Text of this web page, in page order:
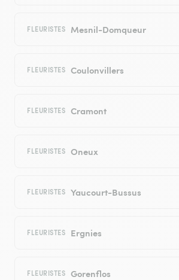
FLEURISTES Mesnil-Domqueur
FLEURISTES Coulonvillers
FLEURISTES Cramont
FLEURISTES Oneux
FLEURISTES Yaucourt-Bussus
FLEURISTES Ergnies
FLEURISTES Gorenflos